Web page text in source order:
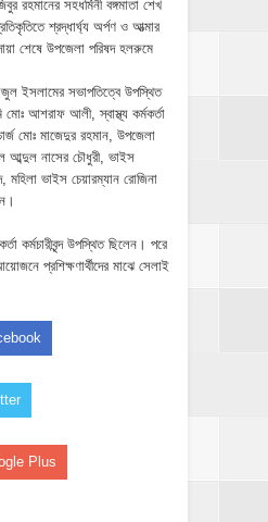
রহমানের সহধর্মিনী বঙ্গমাতা শেখ
শ্রদ্ধার্ঘ্য অর্পণ ও আত্মার
শেষে উপজেলা পরিষদ হলরুমে
ইসলামের সভাপতিত্বে উপস্থিত
মোঃ আশরাফ আলী, স্বাস্থ্য কর্মকর্তা
মোঃ মাজেদুর রহমান, উপজেলা
আব্দুল নাসের চৌধুরী, ভাইস
মহিলা ভাইস চেয়ারম্যান রোজিনা
কর্মচারীবৃন্দ উপস্থিত ছিলেন। পরে
প্রশিক্ষণার্থীদের মাঝে সেলাই
Plus